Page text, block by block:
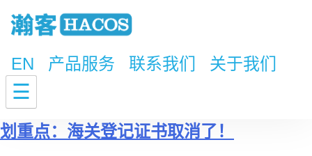
EN 产品服务 联系我们 关于我们
☰
标签：
划重点：海关登记证书取消了！